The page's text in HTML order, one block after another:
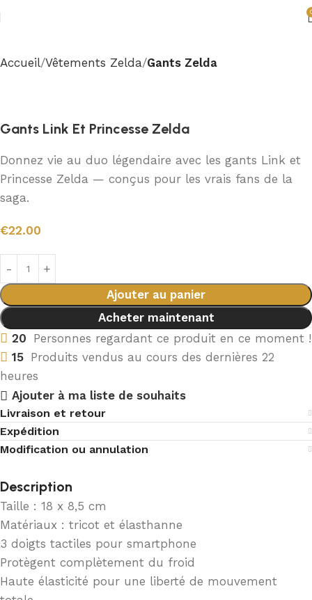
Accueil Vêtements Zelda Gants Zelda
Gants Link Et Princesse Zelda
Donnez vie au duo légendaire avec les gants Link et
Princesse Zelda — conçus pour les vrais fans de la
saga.
€22.00
Ajouter au panier
Acheter maintenant
20 Personnes regardant ce produit en ce moment !
15 Produits vendus au cours des dernières 22
heures
Ajouter à ma liste de souhaits
Livraison et retour
Expédition
Modification ou annulation
Description
Taille : 18 x 8,5 cm
Matériaux : tricot et élasthanne
3 doigts tactiles pour smartphone
Protègent complètement du froid
Haute élasticité pour une liberté de mouvement